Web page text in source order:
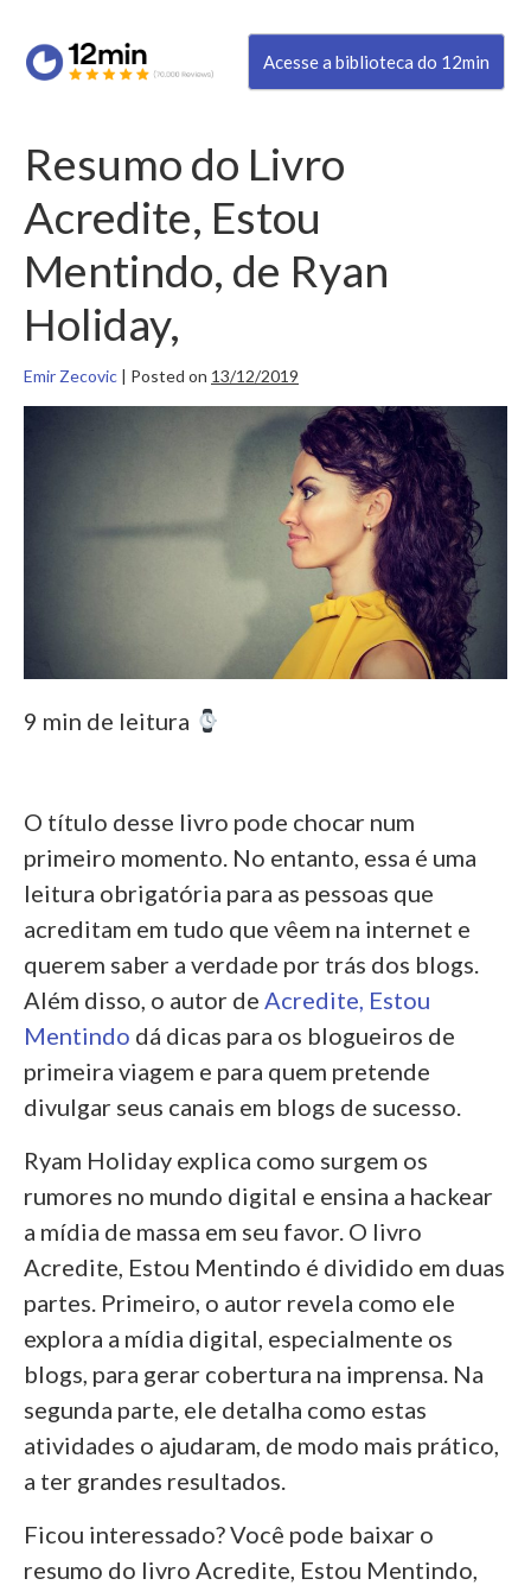
Acesse a biblioteca do 12min
Resumo do Livro
Acredite, Estou
Mentindo, de Ryan
Holiday,
Emir Zecovic | Posted on 13/12/2019
9 min de leitura
O título desse livro pode chocar num
primeiro momento. No entanto, essa é uma
leitura obrigatória para as pessoas que
acreditam em tudo que vêem na internet e
querem saber a verdade por trás dos blogs.
Além disso, o autor de Acredite, Estou
Mentindo dá dicas para os blogueiros de
primeira viagem e para quem pretende
divulgar seus canais em blogs de sucesso.
Ryam Holiday explica como surgem os
rumores no mundo digital e ensina a hackear
a mídia de massa em seu favor. O livro
Acredite, Estou Mentindo é dividido em duas
partes. Primeiro, o autor revela como ele
explora a mídia digital, especialmente os
blogs, para gerar cobertura na imprensa. Na
segunda parte, ele detalha como estas
atividades o ajudaram, de modo mais prático,
a ter grandes resultados.
Ficou interessado? Você pode baixar o
resumo do livro Acredite, Estou Mentindo,